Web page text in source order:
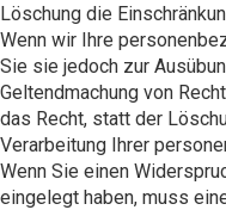
Löschung die
Wenn wir Ihre
Sie sie jedoch zur
Geltendmachung von
das Recht, statt der
Verarbeitung Ihrer
Wenn Sie einen
eingelegt haben, muss